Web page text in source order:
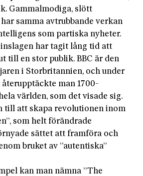
Gammalmodiga, slött
samma avtrubbande verkan
som partiska nyheter.
inslagen har tagit lång tid att
till en stor publik. BBC är den
i Storbritannien, och under
man 1700-
världen, som det visade sig.
till att skapa revolutionen inom
som helt förändrade
sättet att framföra och
bruket av ”autentiska”
kan man nämna ”The